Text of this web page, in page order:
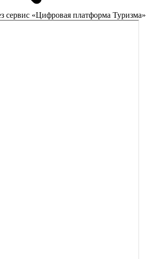
сервис «Цифровая платформа Туризма»